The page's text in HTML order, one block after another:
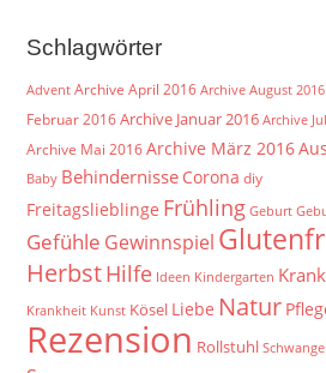
Schlagwörter
Advent Archive April 2016 Archive August 2016
Februar 2016Archive Januar 2016 Archive
Archive Mai 2016Archive März 2016
Baby Behindernisse Corona diy
Freitagslieblinge Frühling Geburt
Gefühle Gewinnspiel
HerbstHilfe Ideen Kindergarten
Krankheit Kunst Kösel Liebe Natur
Rezension Rollstuhl